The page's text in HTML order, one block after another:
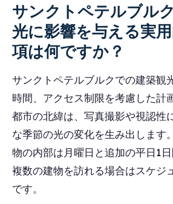
サンクトペテルブル
光に影響を与える実
項は何ですか？
サンクトペテルブルクでの建築観
時間、アクセス制限を考慮した計
都市の北緯は、写真撮影や視認性
な季節の光の変化を生み出します
物の内部は月曜日と追加の平日1日
複数の建物を訪れる場合はスケジ
です。